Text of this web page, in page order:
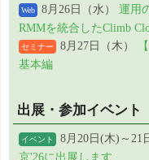
Web 8月26日（水） 運用
RMMを統合したClimb
セミナー 8月27日（木）
基本編
出展・参加イベント
イベント 8月20日(木)～21
京'26に出展します